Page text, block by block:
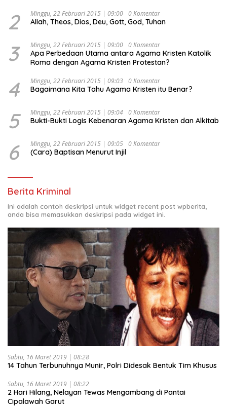
2 Minggu, 22 Februari 2015 | 09:00 0 Komentar
Allah, Theos, Dios, Deu, Gott, God, Tuhan
3 Minggu, 22 Februari 2015 | 09:00 0 Komentar
Apa Perbedaan Utama antara Agama Kristen Katolik
Roma dengan Agama Kristen Protestan?
4 Minggu, 22 Februari 2015 | 09:03 0 Komentar
Bagaimana Kita Tahu Agama Kristen itu Benar?
5 Minggu, 22 Februari 2015 | 09:04 0 Komentar
Bukti-Bukti Logis Kebenaran Agama Kristen dan Alkitab
6 Minggu, 22 Februari 2015 | 09:05 0 Komentar
(Cara) Baptisan Menurut Injil
Berita Kriminal
Ini adalah contoh deskripsi untuk widget recent post wpberita,
anda bisa memasukkan deskripsi pada widget ini.
Sabtu, 16 Maret 2019 | 08:28
14 Tahun Terbunuhnya Munir, Polri Didesak Bentuk Tim Khusus
Sabtu, 16 Maret 2019 | 08:22
2 Hari Hilang, Nelayan Tewas Mengambang di Pantai
Cipalawah Garut